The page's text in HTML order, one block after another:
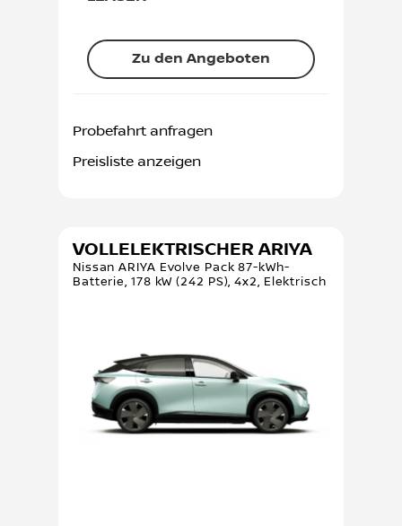
Zu den Angeboten
Probefahrt anfragen
Preisliste anzeigen
VOLLELEKTRISCHER ARIYA
Nissan ARIYA Evolve Pack 87-kWh-
Batterie, 178 kW (242 PS), 4x2, Elektrisch